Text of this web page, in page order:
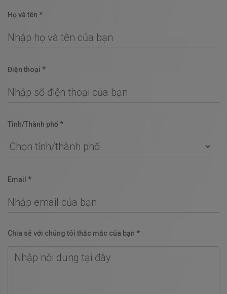
Họ và tên *
Điện thoại *
Tỉnh/Thành phố *
Email *
Chia sẻ với chúng tôi thắc mắc của bạn *